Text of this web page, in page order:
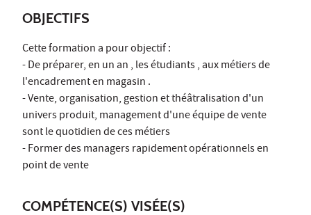
OBJECTIFS
Cette formation a pour objectif :
- De préparer, en un an , les étudiants , aux métiers de
l'encadrement en magasin .
- Vente, organisation, gestion et théâtralisation d'un
univers produit, management d'une équipe de vente
sont le quotidien de ces métiers
- Former des managers rapidement opérationnels en
point de vente
COMPÉTENCE(S) VISÉE(S)